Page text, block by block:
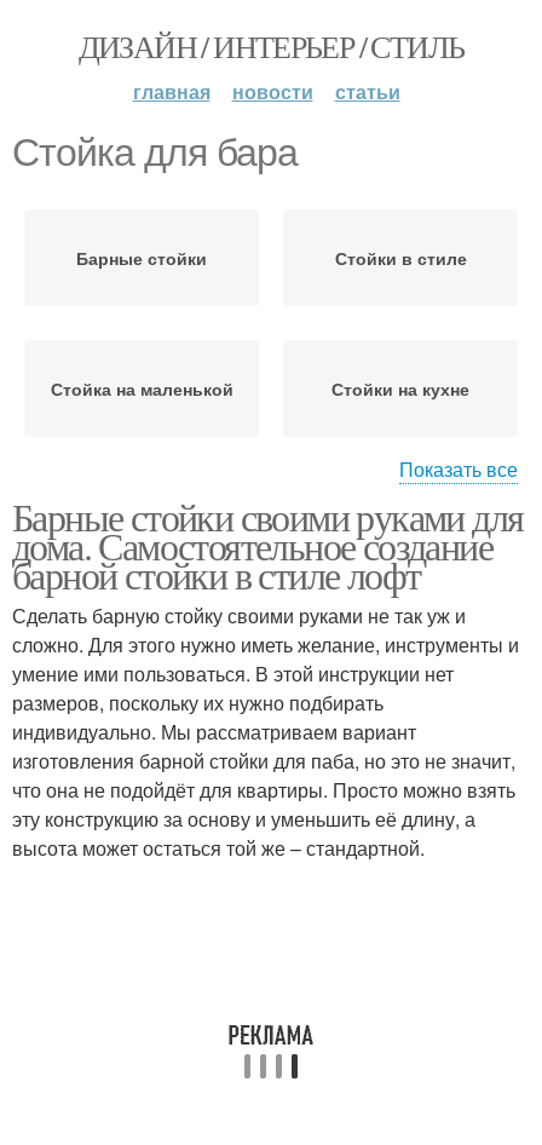
ДИЗАЙН / ИНТЕРЬЕР / СТИЛЬ
главная новости статьи
Стойка для бара
Барные стойки Стойки в стиле
Стойка на маленькой Стойки на кухне
Стойка в кафе Стойка из доски
Стойка из бруса Стойка из гипсокартона
Показать все
Барные стойки своими руками для
дома. Самостоятельное создание
барной стойки в стиле лофт
Сделать барную стойку своими руками не так уж и
сложно. Для этого нужно иметь желание, инструменты и
умение ими пользоваться. В этой инструкции нет
размеров, поскольку их нужно подбирать
индивидуально. Мы рассматриваем вариант
изготовления барной стойки для паба, но это не значит,
что она не подойдёт для квартиры. Просто можно взять
эту конструкцию за основу и уменьшить её длину, а
высота может остаться той же – стандартной.